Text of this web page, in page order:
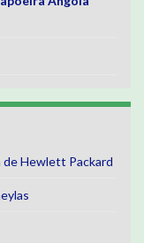
Hewlett Packard